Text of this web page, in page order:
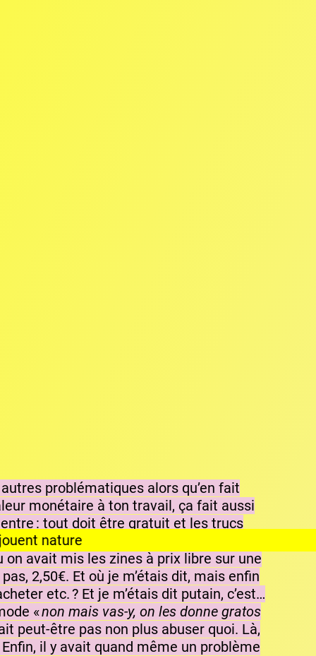
problématiques alors qu’en fait
monétaire à ton travail, ça fait aussi
: tout doit être gratuit et les trucs
eu des moments où je me rendais
on avait mis les zines à prix libre sur une
2,50€. Et où je m’étais dit, mais enfin
etc. ? Et je m’étais dit putain, c’est…
«non mais vas-y, on les donne gratos
peut-être pas non plus abuser quoi. Là,
il y avait quand même un problème